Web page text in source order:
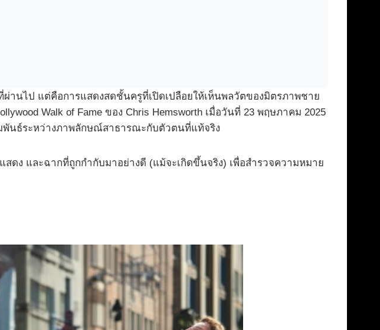
ผ่านไป แต่คือการแสดงสดชั้นครูที่เปิดเปลือยให้เห็นพลวัตของมิตรภาพชาย
Walk of Fame ของ Chris Hemsworth เมื่อวันที่ 23 พฤษภาคม 2025
นธ์ระหว่างภาพลักษณ์สาธารณะกับตัวตนที่แท้จริง
ดง และฉากที่ถูกกำกับมาอย่างดี (แม้จะเกิดขึ้นจริง) เพื่อสำรวจความหมาย